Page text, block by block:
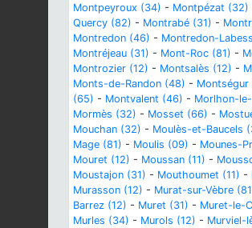
Montpeyroux (34) - Montpézat (32)
Quercy (82) - Montrabé (31) -
Montredon (46) - Montredon-
Montréjeau (31) - Mont-Roc (81) -
Montrozier (12) - Montsalès (12) -
Monts-de-Randon (48) - Montségur
(65) - Montvalent (46) - Morlhon-
Mormès (32) - Mosset (66) -
Mouchan (32) - Moulès-et-Baucels
Mage (81) - Moulis (09) - Mounes-
Mouret (12) - Moussan (11) -
Moustajon (31) - Mouthoumet (11) -
Murasson (12) - Murat-sur-Vèbre
Barrez (12) - Muret (31) - Muret-le-
Murles (34) - Murols (12) - Murviel-